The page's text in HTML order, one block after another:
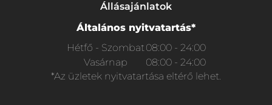
Állásajánlatok
Általános nyitvatartás*
Hétfő - Szombat08:00 - 24:00
Vasárnap
08:00 - 24:00
*Az üzletek nyitvatartása eltérő lehet.